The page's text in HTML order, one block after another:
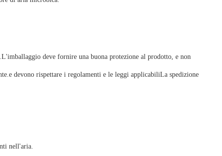
deve fornire una buona protezione al prodotto, e non
devono rispettare i regolamenti e le leggi applicabiliLa spedizione
nell'aria.